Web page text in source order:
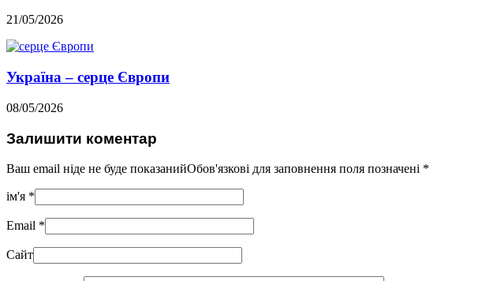
21/05/2026
Україна – серце Європи
08/05/2026
Залишити коментар
Ваш email ніде не буде показанийОбов'язкові для заповнення поля позначені *
ім'я *
Email *
Сайт